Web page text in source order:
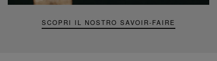
SCOPRI IL NOSTRO SAVOIR-FAIRE